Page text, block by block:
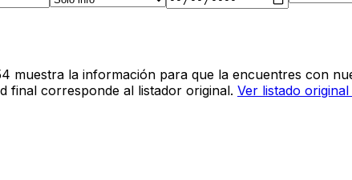
muestra la información para que la encuentres con
final corresponde al listador original. Ver listado